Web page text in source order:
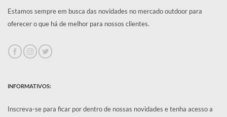
Estamos sempre em busca das novidades no mercado outdoor para
oferecer o que há de melhor para nossos clientes.
INFORMATIVOS:
Inscreva-se para ficar por dentro de nossas novidades e tenha acesso a